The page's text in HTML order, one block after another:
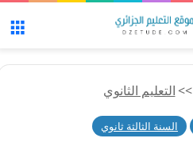
>>التعليم الثانوي
السنة الثالثة ثانوي